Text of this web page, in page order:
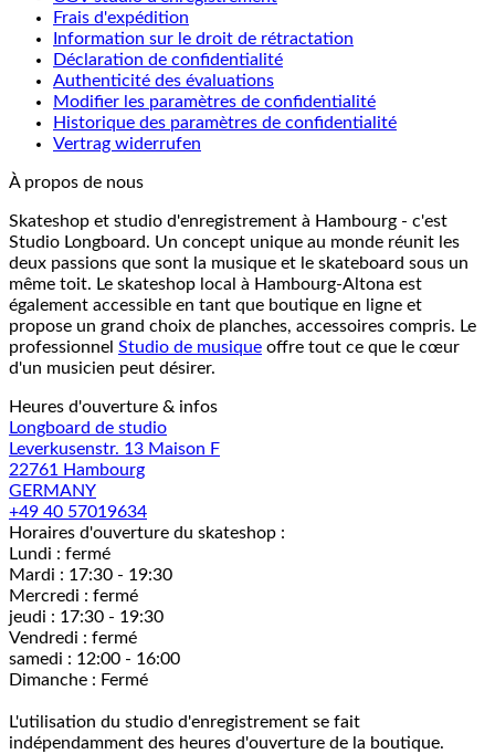
Frais d'expédition
Information sur le droit de rétractation
Déclaration de confidentialité
Authenticité des évaluations
Modifier les paramètres de confidentialité
Historique des paramètres de confidentialité
Vertrag widerrufen
À propos de nous
Skateshop et studio d'enregistrement à Hambourg - c'est
Studio Longboard. Un concept unique au monde réunit les
deux passions que sont la musique et le skateboard sous un
même toit. Le skateshop local à Hambourg-Altona est
également accessible en tant que boutique en ligne et
propose un grand choix de planches, accessoires compris. Le
professionnel Studio de musique offre tout ce que le cœur
d'un musicien peut désirer.
Heures d'ouverture & infos
Longboard de studio
Leverkusenstr. 13 Maison F
22761 Hambourg
GERMANY
+49 40 57019634
Horaires d'ouverture du skateshop :
Lundi : fermé
Mardi : 17:30 - 19:30
Mercredi : fermé
jeudi : 17:30 - 19:30
Vendredi : fermé
samedi : 12:00 - 16:00
Dimanche : Fermé
L'utilisation du studio d'enregistrement se fait
indépendamment des heures d'ouverture de la boutique.